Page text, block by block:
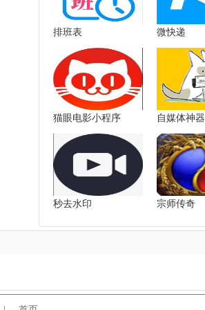
排班表 微快递
猫眼电影小程序 自媒体神器
秒去水印 宗师传奇